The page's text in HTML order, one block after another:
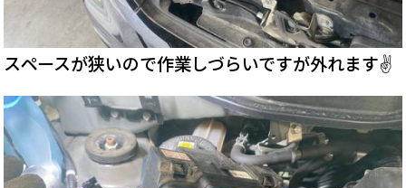
スペースが狭いので作業しづらいですが外れます✌️